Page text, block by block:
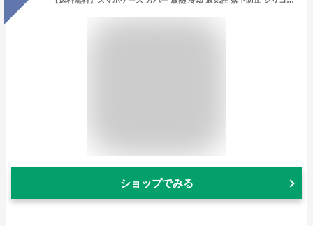
ショップでみる